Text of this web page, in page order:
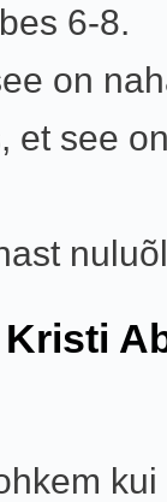
6-8.
on
et see
kui